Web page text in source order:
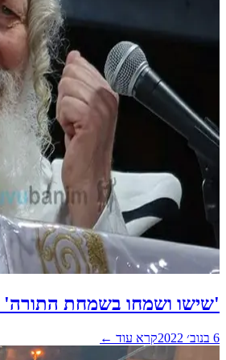
'שישו ושמחו בשמחת התורה'
6 בנוב׳ 2022 קרא עוד ←